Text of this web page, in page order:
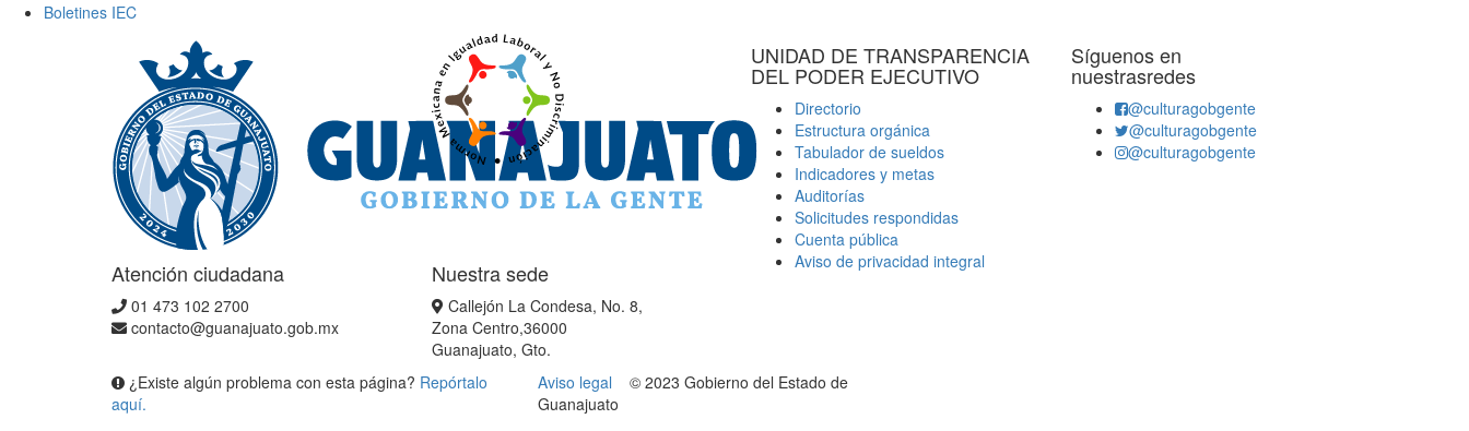
Boletines IEC
Atención ciudadana
01 473 102 2700
contacto@guanajuato.gob.mx
Nuestra sede
Callejón La Condesa, No. 8,
Zona Centro,36000
Guanajuato, Gto.
UNIDAD DE TRANSPARENCIA
DEL PODER EJECUTIVO
Directorio
Estructura orgánica
Tabulador de sueldos
Indicadores y metas
Auditorías
Solicitudes respondidas
Cuenta pública
Aviso de privacidad integral
Síguenos en
nuestrasredes
@culturagobgente
@culturagobgente
@culturagobgente
¿Existe algún problema con esta página? Repórtalo
aquí.
Aviso legal
© 2023 Gobierno del Estado de
Guanajuato